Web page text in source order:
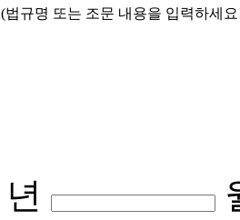
(법규명 또는 조문 내용을 입력하세
년